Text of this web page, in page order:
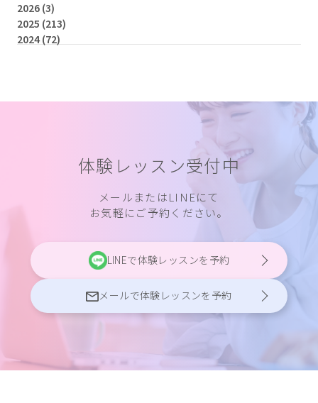
2026 (3)
2025 (213)
2024(72)
体験レッスン受付中
メールまたはLINEにて
お気軽にご予約ください。
LINEで体験レッスンを予約
メールで体験レッスンを予約